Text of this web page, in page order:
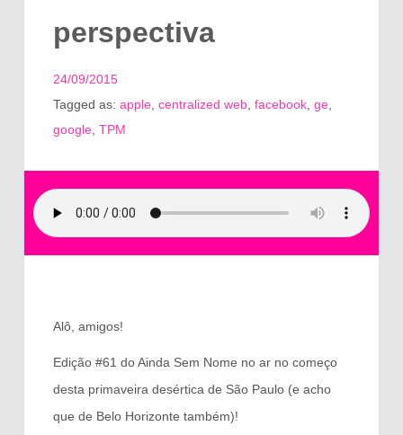
perspectiva
24/09/2015
Tagged as: apple, centralized web, facebook, ge,
google, TPM
Alô, amigos!
Edição #61 do Ainda Sem Nome no ar no começo
desta primaveira desértica de São Paulo (e acho
que de Belo Horizonte também)!